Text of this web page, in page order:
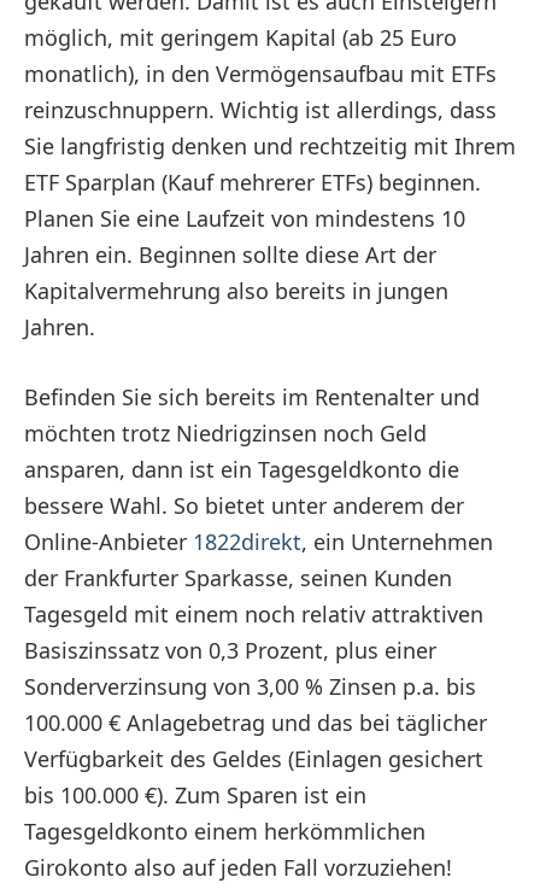
möglich, mit geringem Kapital (ab 25 Euro
monatlich), in den Vermögensaufbau mit ETFs
reinzuschnuppern. Wichtig ist allerdings, dass
Sie langfristig denken und rechtzeitig mit Ihrem
ETF Sparplan (Kauf mehrerer ETFs) beginnen.
Planen Sie eine Laufzeit von mindestens 10
Jahren ein. Beginnen sollte diese Art der
Kapitalvermehrung also bereits in jungen
Jahren.
Befinden Sie sich bereits im Rentenalter und
möchten trotz Niedrigzinsen noch Geld
ansparen, dann ist ein Tagesgeldkonto die
bessere Wahl. So bietet unter anderem der
Online-Anbieter 1822direkt, ein Unternehmen
der Frankfurter Sparkasse, seinen Kunden
Tagesgeld mit einem noch relativ attraktiven
Basiszinssatz von 0,3 Prozent, plus einer
Sonderverzinsung von 3,00 % Zinsen p.a. bis
100.000 € Anlagebetrag und das bei täglicher
Verfügbarkeit des Geldes (Einlagen gesichert
bis 100.000 €). Zum Sparen ist ein
Tagesgeldkonto einem herkömmlichen
Girokonto also auf jeden Fall vorzuziehen!